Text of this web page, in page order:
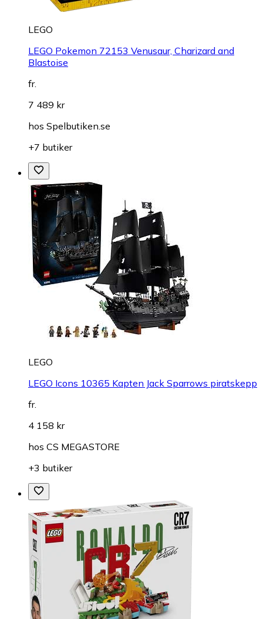
LEGO
LEGO Pokemon 72153 Venusaur, Charizard and
Blastoise
fr.
7 489 kr
hos Spelbutiken.se
+7 butiker
LEGO
LEGO Icons 10365 Kapten Jack Sparrows piratskepp
fr.
4 158 kr
hos CS MEGASTORE
+3 butiker